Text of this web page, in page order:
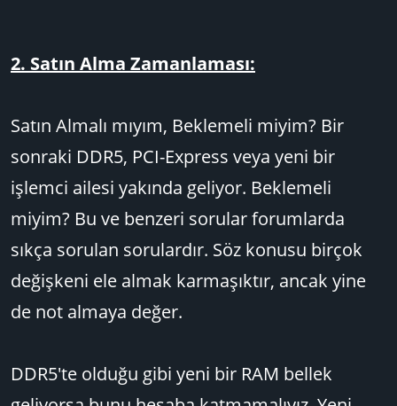
2. Satın Alma Zamanlaması:
Satın Almalı mıyım, Beklemeli miyim? Bir
sonraki DDR5, PCI-Express veya yeni bir
işlemci ailesi yakında geliyor. Beklemeli
miyim? Bu ve benzeri sorular forumlarda
sıkça sorulan sorulardır. Söz konusu birçok
değişkeni ele almak karmaşıktır, ancak yine
de not almaya değer.
DDR5'te olduğu gibi yeni bir RAM bellek